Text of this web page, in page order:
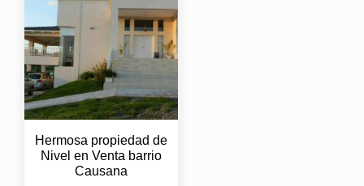
Hermosa propiedad de
Nivel en Venta barrio
Causana